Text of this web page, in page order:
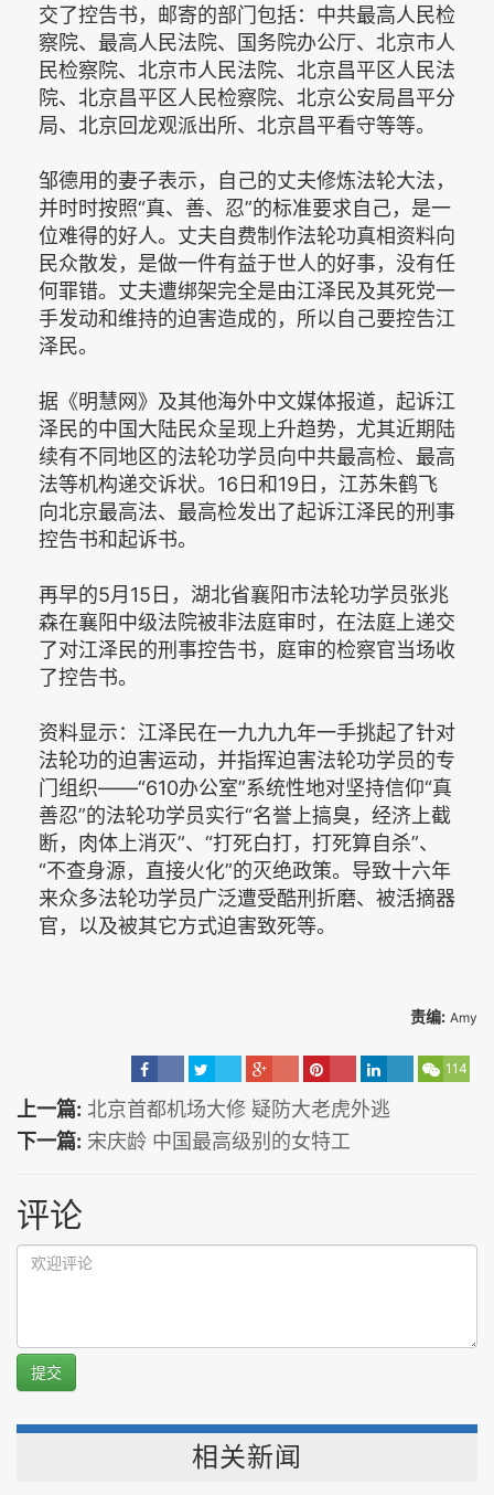
交了控告书，邮寄的部门包括：中共最高人民检
察院、最高人民法院、国务院办公厅、北京市人
民检察院、北京市人民法院、北京昌平区人民法
院、北京昌平区人民检察院、北京公安局昌平分
局、北京回龙观派出所、北京昌平看守等等。
邹德用的妻子表示，自己的丈夫修炼法轮大法，
并时时按照“真、善、忍”的标准要求自己，是一
位难得的好人。丈夫自费制作法轮功真相资料向
民众散发，是做一件有益于世人的好事，没有任
何罪错。丈夫遭绑架完全是由江泽民及其死党一
手发动和维持的迫害造成的，所以自己要控告江
泽民。
据《明慧网》及其他海外中文媒体报道，起诉江
泽民的中国大陆民众呈现上升趋势，尤其近期陆
续有不同地区的法轮功学员向中共最高检、最高
法等机构递交诉状。16日和19日，江苏朱鹤飞
向北京最高法、最高检发出了起诉江泽民的刑事
控告书和起诉书。
再早的5月15日，湖北省襄阳市法轮功学员张兆
森在襄阳中级法院被非法庭审时，在法庭上递交
了对江泽民的刑事控告书，庭审的检察官当场收
了控告书。
资料显示：江泽民在一九九九年一手挑起了针对
法轮功的迫害运动，并指挥迫害法轮功学员的专
门组织——“610办公室”系统性地对坚持信仰“真
善忍”的法轮功学员实行“名誉上搞臭，经济上截
断，肉体上消灭”、“打死白打，打死算自杀”、
“不查身源，直接火化”的灭绝政策。导致十六年
来众多法轮功学员广泛遭受酷刑折磨、被活摘器
官，以及被其它方式迫害致死等。
责编: Amy
114
上一篇: 北京首都机场大修 疑防大老虎外逃
下一篇: 宋庆龄 中国最高级别的女特工
评论
提交
相关新闻